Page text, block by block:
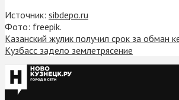
Источник: sibdepo.ru
Фото: freepik.
Казанский жулик получил срок за обман
Кузбасс задело землетрясение